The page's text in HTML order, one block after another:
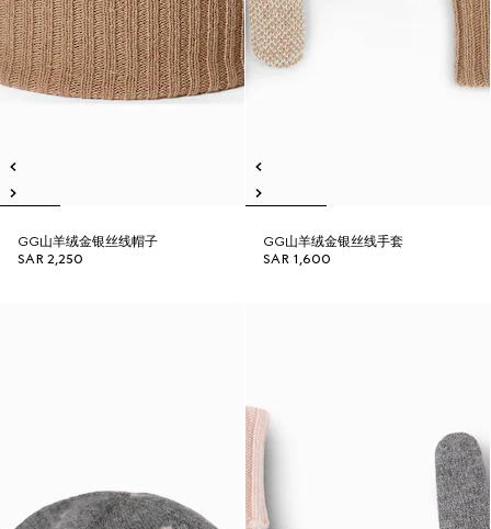
GG山羊绒金银丝线帽子
SAR 2,250
GG山羊绒金银丝线手套
SAR 1,600